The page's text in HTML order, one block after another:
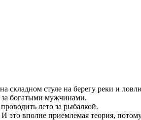
складном стуле на берегу реки и
богатыми мужчинами.
лето за рыбалкой.
И это вполне приемлемая теория,